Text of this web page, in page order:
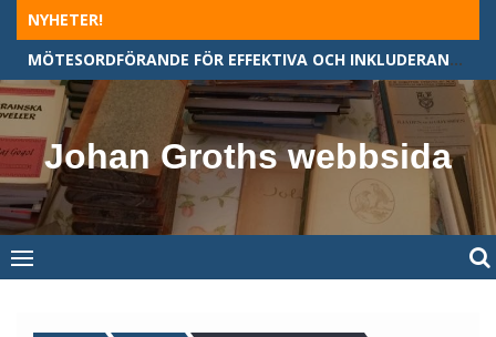
Skip
content
NYHETER!
MÖTESORDFÖRANDE FÖR EFFEKTIVA OCH INKLUDERANDE MÖTEN
Johan Groths webbsida